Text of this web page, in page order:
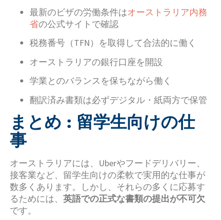
最新のビザの労働条件はオーストラリア内務
省の公式サイトで確認
税務番号（TFN）を取得して合法的に働く
オーストラリアの銀行口座を開設
学業とのバランスを保ちながら働く
翻訳済み書類は必ずデジタル・紙両方で保管
まとめ : 留学生向けの仕
事
オーストラリアには、Uberやフードデリバリー、
接客業など、留学生向けの柔軟で実用的な仕事が
数多くあります。しかし、それらの多くに応募す
るためには、 英語での正式な書類の提出が不可欠
です。